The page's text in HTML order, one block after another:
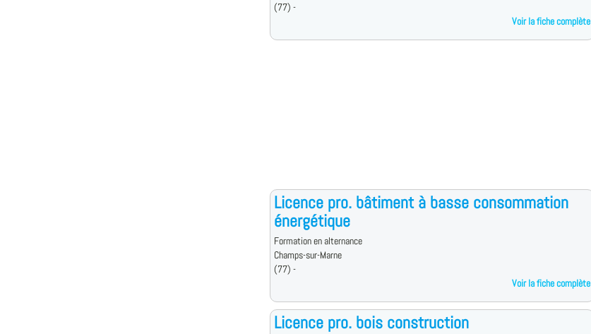
(77) -
Voir la fiche complète
Licence pro. bâtiment à basse consommation
énergétique
Formation en alternance
Champs-sur-Marne
(77) -
Voir la fiche complète
Licence pro. bois construction